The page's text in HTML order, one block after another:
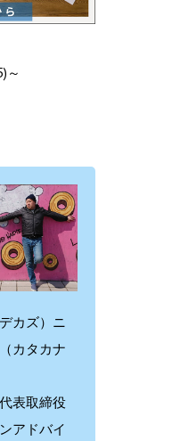
～
カズ）ニ
カタカナ
表取締役
アドバイ